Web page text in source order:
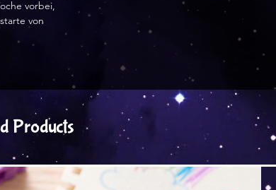
vorbei,
von
Products